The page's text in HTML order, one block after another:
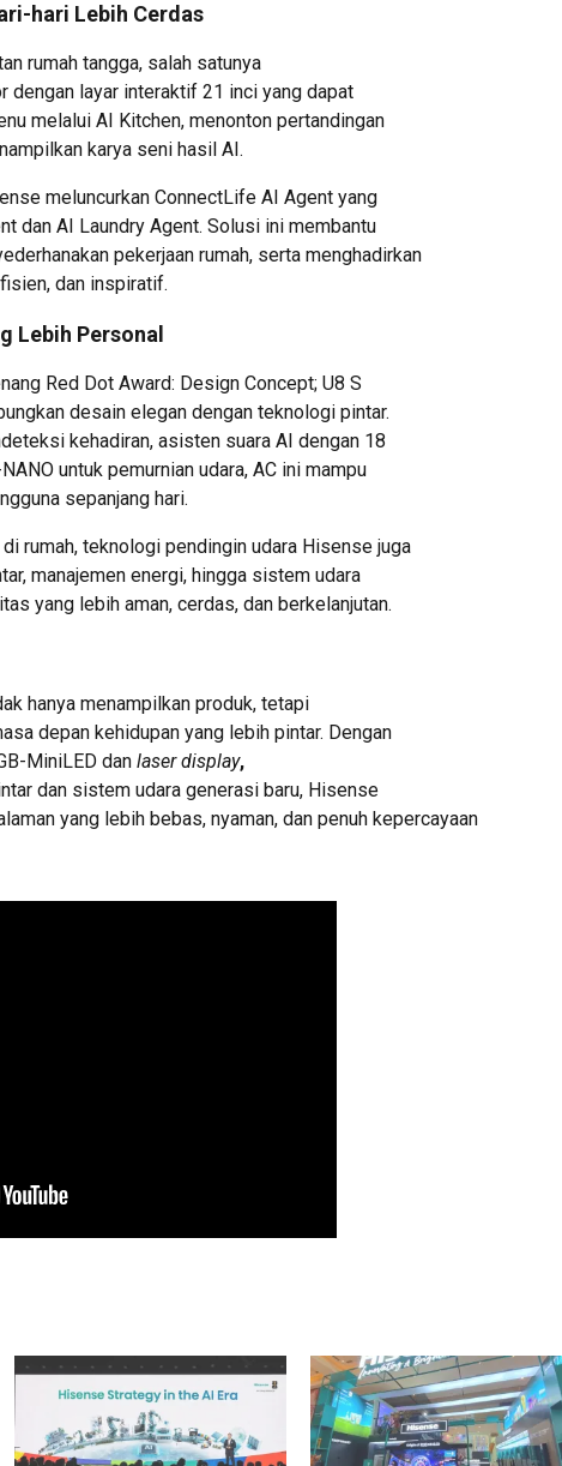
hari Lebih Cerdas
rumah tangga, salah satunya
dengan layar interaktif 21 inci yang dapat
melalui AI Kitchen, menonton pertandingan
karya seni hasil AI.
meluncurkan ConnectLife AI Agent yang
dan AI Laundry Agent. Solusi ini membantu
pekerjaan rumah, serta menghadirkan
dan inspiratif.
Lebih Personal
Red Dot Award: Design Concept; U8 S
desain elegan dengan teknologi pintar.
kehadiran, asisten suara AI dengan 18
untuk pemurnian udara, AC ini mampu
sepanjang hari.
rumah, teknologi pendingin udara Hisense juga
manajemen energi, hingga sistem udara
yang lebih aman, cerdas, dan berkelanjutan.
hanya menampilkan produk, tetapi
depan kehidupan yang lebih pintar. Dengan
MiniLED dan laser display,
dan sistem udara generasi baru, Hisense
yang lebih bebas, nyaman, dan penuh kepercayaan